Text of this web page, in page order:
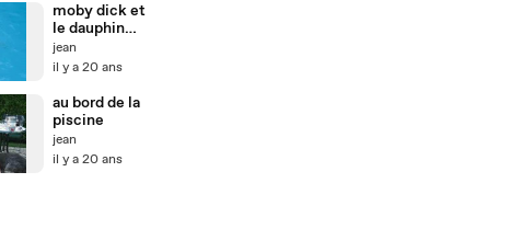
moby dick et
le dauphin
blanc
jean
il y a 20 ans
au bord de la
piscine
jean
il y a 20 ans